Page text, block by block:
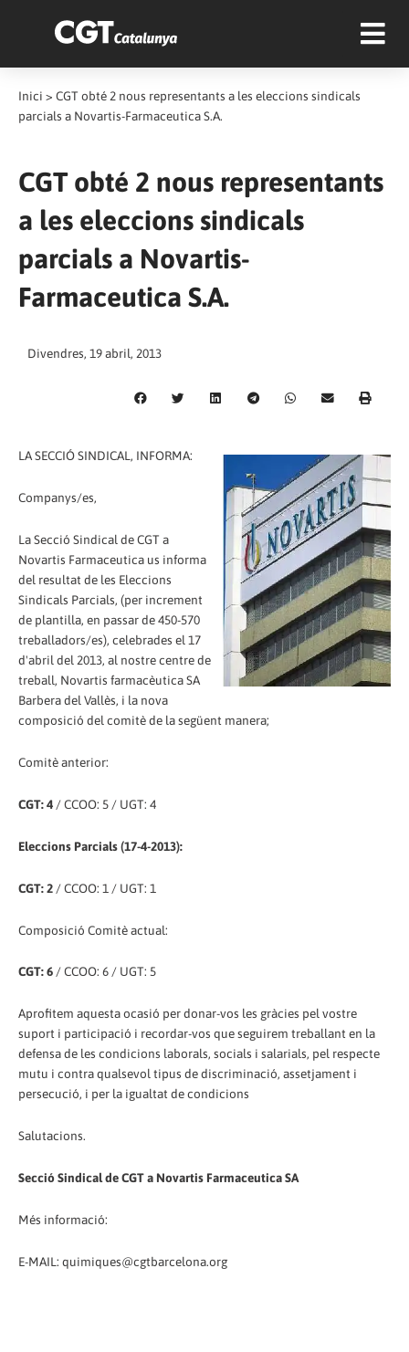
Inici > CGT obté 2 nous representants a les eleccions sindicals
parcials a Novartis-Farmaceutica S.A.
CGT obté 2 nous representants
a les eleccions sindicals
parcials a Novartis-
Farmaceutica S.A.
Divendres, 19 abril, 2013
LA SECCIÓ SINDICAL, INFORMA:
Companys/es,
La Secció Sindical de CGT a
Novartis Farmaceutica us informa
del resultat de les Eleccions
Sindicals Parcials, (per increment
de plantilla, en passar de 450-570
treballadors/es), celebrades el 17
d'abril del 2013, al nostre centre de
treball, Novartis farmacèutica SA
Barbera del Vallès, i la nova
composició del comitè de la següent manera;
Comitè anterior:
CGT: 4 / CCOO: 5 / UGT: 4
Eleccions Parcials (17-4-2013):
CGT: 2 / CCOO: 1 / UGT: 1
Composició Comitè actual:
CGT: 6/ CCOO: 6 / UGT: 5
Aprofitem aquesta ocasió per donar-vos les gràcies pel vostre
suport i participació i recordar-vos que seguirem treballant en la
defensa de les condicions laborals, socials i salarials, pel respecte
mutu i contra qualsevol tipus de discriminació, assetjament i
persecució, i per la igualtat de condicions
Salutacions.
Secció Sindical de CGT a Novartis Farmaceutica SA
Més informació:
E-MAIL: quimiques@cgtbarcelona.org